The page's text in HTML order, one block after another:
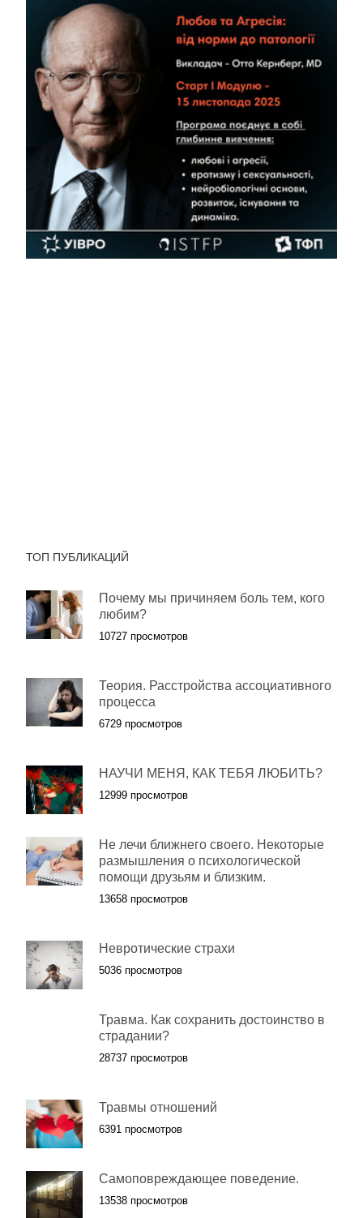
ТОП ПУБЛИКАЦИЙ
Почему мы причиняем боль тем, кого
любим?
10727 просмотров
Теория. Расстройства ассоциативного
процесса
6729 просмотров
НАУЧИ МЕНЯ, КАК ТЕБЯ ЛЮБИТЬ?
12999 просмотров
Не лечи ближнего своего. Некоторые
размышления о психологической
помощи друзьям и близким.
13658 просмотров
Невротические страхи
5036 просмотров
Травма. Как сохранить достоинство в
страдании?
28737 просмотров
Травмы отношений
6391 просмотров
Самоповреждающее поведение.
13538 просмотров